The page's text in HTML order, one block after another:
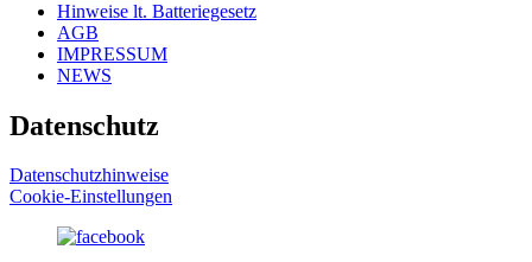
Hinweise lt. Batteriegesetz
AGB
IMPRESSUM
NEWS
Datenschutz
Datenschutzhinweise
Cookie-Einstellungen